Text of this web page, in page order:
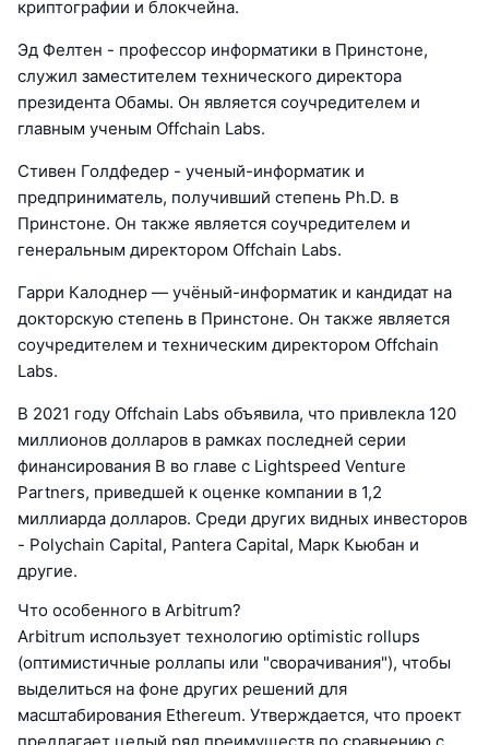
криптографии и блокчейна.
Эд Фелтен - профессор информатики в Принстоне,
служил заместителем технического директора
президента Обамы. Он является соучредителем и
главным ученым Offchain Labs.
Стивен Голдфедер - ученый-информатик и
предприниматель, получивший степень Ph.D. в
Принстоне. Он также является соучредителем и
генеральным директором Offchain Labs.
Гарри Калоднер — учёный-информатик и кандидат на
докторскую степень в Принстоне. Он также является
соучредителем и техническим директором Offchain
Labs.
В 2021 году Offchain Labs объявила, что привлекла 120
миллионов долларов в рамках последней серии
финансирования B во главе с Lightspeed Venture
Partners, приведшей к оценке компании в 1,2
миллиарда долларов. Среди других видных инвесторов
- Polychain Capital, Pantera Capital, Марк Кьюбан и
другие.
Что особенного в Arbitrum?
Arbitrum использует технологию optimistic rollups
(оптимистичные роллапы или "сворачивания"), чтобы
выделиться на фоне других решений для
масштабирования Ethereum. Утверждается, что проект
предлагает целый ряд преимуществ по сравнению с